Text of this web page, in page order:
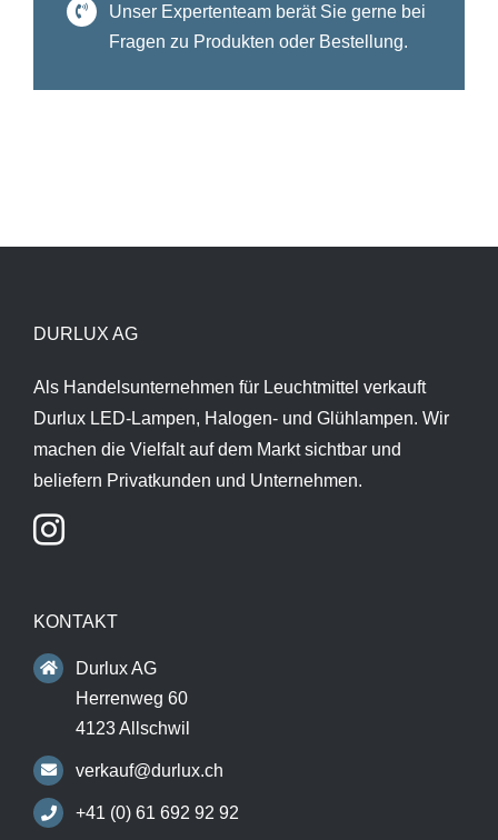
Unser Expertenteam berät Sie gerne bei
Fragen zu Produkten oder Bestellung.
DURLUX AG
Als Handelsunternehmen für Leuchtmittel verkauft
Durlux LED-Lampen, Halogen- und Glühlampen. Wir
machen die Vielfalt auf dem Markt sichtbar und
beliefern Privatkunden und Unternehmen.
KONTAKT
Durlux AG
Herrenweg 60
4123 Allschwil
verkauf@durlux.ch
+41 (0) 61 692 92 92